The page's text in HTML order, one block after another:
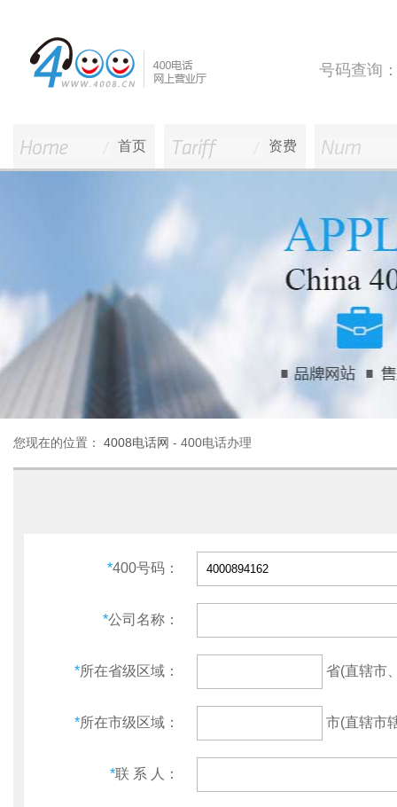
号码查询
首页 资费
您现在的位置： 4008电话网 - 400电话办理
*400号码：
*公司名称：
*所在省级区域： 省(直辖市
*所在市级区域： 市(直辖市
*联 系 人：